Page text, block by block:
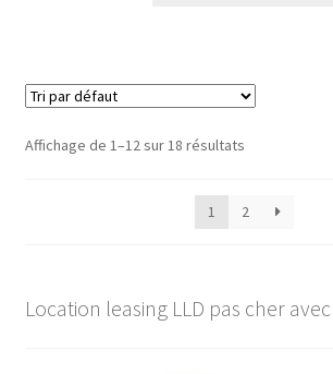
Affichage de 1–12 sur 18 résultats
1 2
Location leasing LLD pas cher